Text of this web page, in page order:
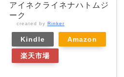
アイネクライネナハトムジ
ーク
created by Rinker
Kindle Amazon
楽天市場